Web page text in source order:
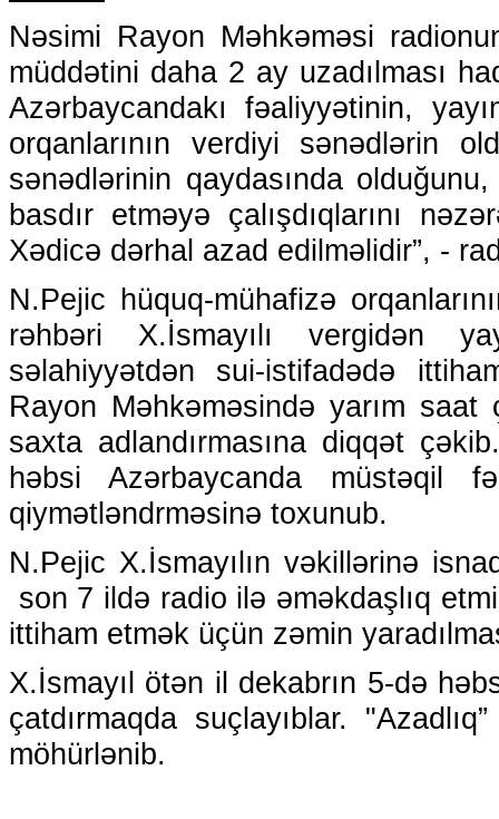
Nəsimi Rayon Məhkəməsi
müddətini daha 2 ay uzadılması
Azərbaycandakı fəaliyyətinin,
orqanlarının verdiyi sənədlərin
sənədlərinin qaydasında
basdır etməyə çalışdıqlarını
Xədicə dərhal azad edilməlidir”, -
N.Pejic hüquq-mühafizə
rəhbəri X.İsmayılı vergidən
səlahiyyətdən sui-istifadədə
Rayon Məhkəməsində yarım saat
saxta adlandırmasına diqqət
həbsi Azərbaycanda müstəqil
qiymətləndrməsinə toxunub.
N.Pejic X.İsmayılın vəkillərinə
son 7 ildə radio ilə əməkdaşlıq
ittiham etmək üçün zəmin
X.İsmayıl ötən il dekabrın 5-də
çatdırmaqda suçlayıblar.
möhürlənib.